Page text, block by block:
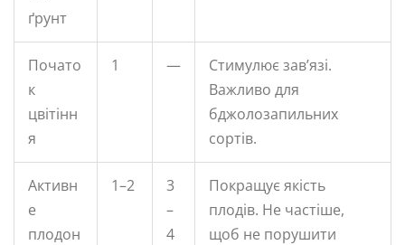
ґрунт
Почато
к
цвітінн
я
1 —
Стимулює зав’язі.
Важливо для
бджолозапильних
сортів.
Активн
е
плодон
1–2
3
–
4
Покращує якість
плодів. Не частіше,
щоб не порушити